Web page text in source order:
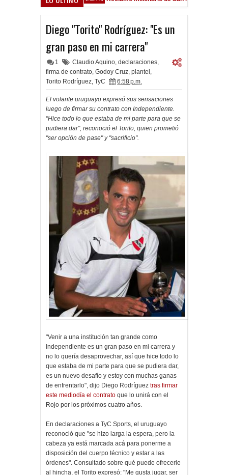
Diego "Torito" Rodríguez: "Es un
gran paso en mi carrera"
1 Claudio Aquino, declaraciones,
firma de contrato, Godoy Cruz, plantel ,
Torito Rodríguez, TyC 6:58 p.m.
El volante uruguayo expresó sus sensaciones
luego de firmar su contrato con Independiente.
"Hice todo lo que estaba de mi parte para que se
pudiera dar", reconoció el Torito, quien prometió
"ser opción de pase" y "sacrificio".
"Venir a una institución tan grande como
Independiente es un gran paso en mi carrera y
no lo quería desaprovechar, así que hice todo lo
que estaba de mi parte para que se pudiera dar,
es un nuevo desafío y estoy con muchas ganas
de enfrentarlo", dijo Diego Rodríguez tras firmar
este mediodía el contrato que lo unirá con el
Rojo por los próximos cuatro años.
En declaraciones a TyC Sports, el uruguayo
reconoció que "se hizo larga la espera, pero la
cabeza ya está marcada acá para ponerme a
disposición del cuerpo técnico y estar a las
órdenes". Consultado sobre qué puede ofrecerle
al hincha, el Torito expresó: "Me gusta jugar, ser